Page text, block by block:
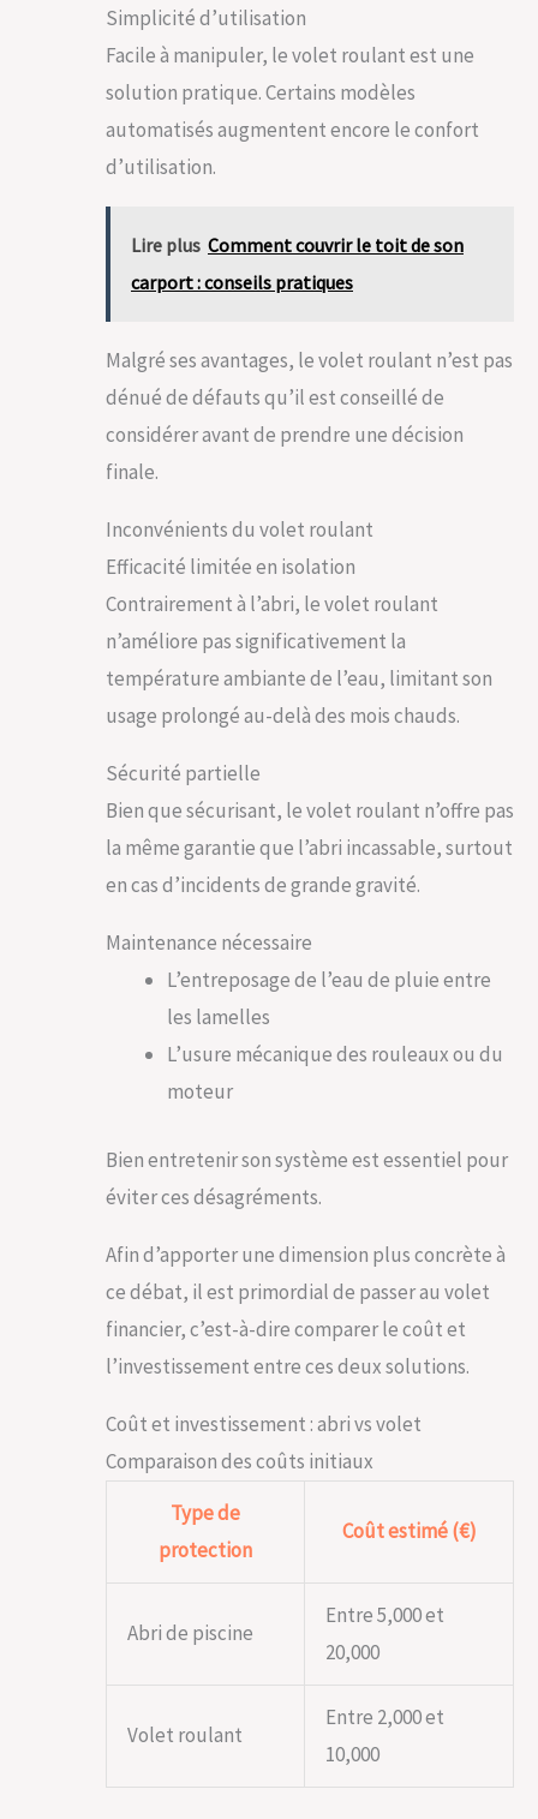
Simplicité d’utilisation
Facile à manipuler, le volet roulant est une
solution pratique. Certains modèles
automatisés augmentent encore le confort
d’utilisation.
Lire plus Comment couvrir le toit de son
carport : conseils pratiques
Malgré ses avantages, le volet roulant n’est pas
dénué de défauts qu’il est conseillé de
considérer avant de prendre une décision
finale.
Inconvénients du volet roulant
Efficacité limitée en isolation
Contrairement à l’abri, le volet roulant
n’améliore pas significativement la
température ambiante de l’eau, limitant son
usage prolongé au-delà des mois chauds.
Sécurité partielle
Bien que sécurisant, le volet roulant n’offre pas
la même garantie que l’abri incassable, surtout
en cas d’incidents de grande gravité.
Maintenance nécessaire
L’entreposage de l’eau de pluie entre
les lamelles
L’usure mécanique des rouleaux ou du
moteur
Bien entretenir son système est essentiel pour
éviter ces désagréments.
Afin d’apporter une dimension plus concrète à
ce débat, il est primordial de passer au volet
financier, c’est-à-dire comparer le coût et
l’investissement entre ces deux solutions.
Coût et investissement : abri vs volet
Comparaison des coûts initiaux
Type de
protection
Coût estimé (€)
Abri de piscine
Entre 5,000 et
20,000
Volet roulant
Entre 2,000 et
10,000